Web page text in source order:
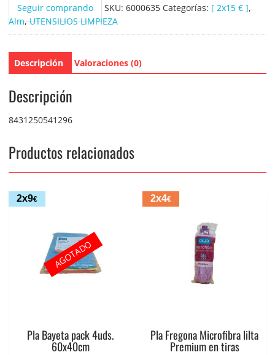
Morado
30
Litros
cantidad
Seguir comprando SKU: 6000635 Categorías: [ 2x15 € ],
Alm,UTENSILIOS LIMPIEZA
Descripción Valoraciones (0)
Descripción
8431250541296
Productos relacionados
2x9€
Pla Bayeta pack 4uds.
60x40cm
AGOTADO
2x4€
Pla Fregona Microfibra lilta
Premium en tiras